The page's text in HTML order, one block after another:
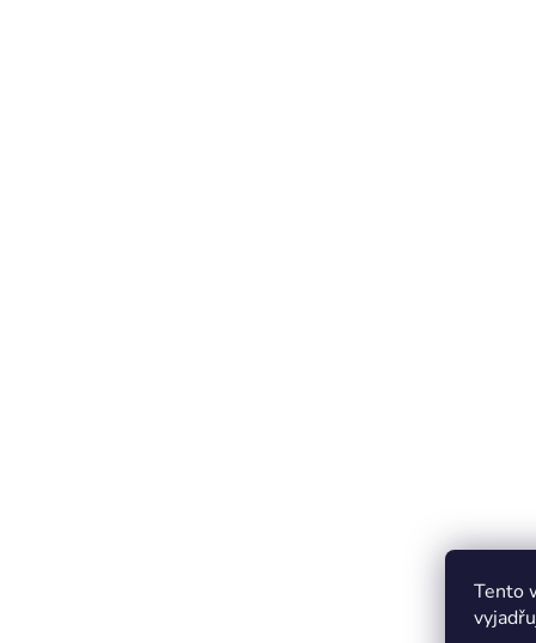
Tento